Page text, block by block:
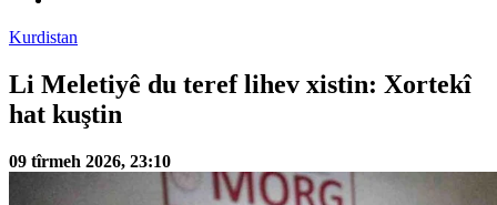
Kurdistan
Li Meletiyê du teref lihev xistin: Xortekî
hat kuştin
09 tîrmeh 2026, 23:10